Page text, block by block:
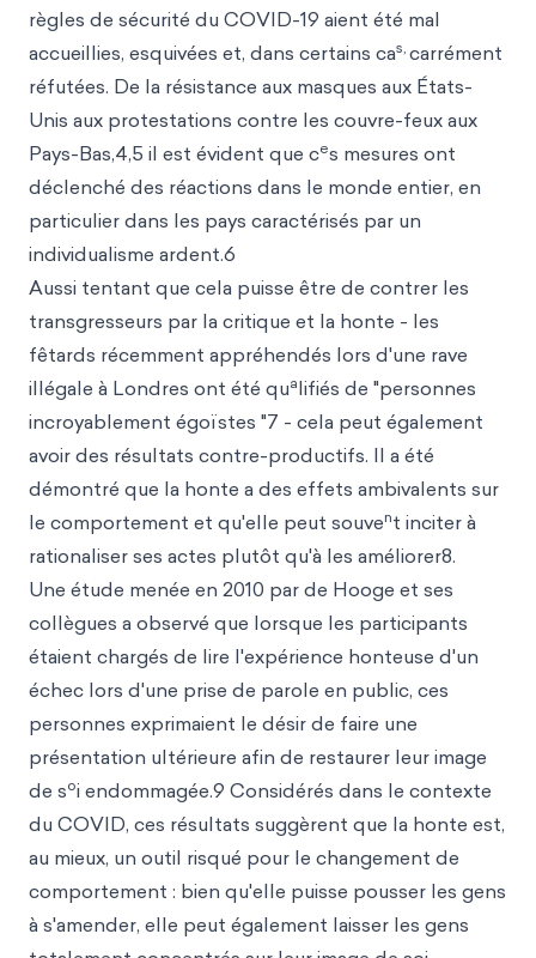
règles de sécurité du COVID-19 aient été mal
accueillies, esquivées et, dans certains cas,carrément
réfutées. De la résistance aux masques aux États-
Unis aux protestations contre les couvre-feux aux
Pays-Bas,4,5 il est évident que ces mesures ont
déclenché des réactions dans le monde entier, en
particulier dans les pays caractérisés par un
individualisme ardent.6
Aussi tentant que cela puisse être de contrer les
transgresseurs par la critique et la honte - les
fêtards récemment appréhendés lors d'une rave
illégale à Londres ont été qualifiés de "personnes
incroyablement égoïstes "7 - cela peut également
avoir des résultats contre-productifs. Il a été
démontré que la honte a des effets ambivalents sur
le comportement et qu'elle peut souvent inciter à
rationaliser ses actes plutôt qu'à les améliorer8.
Une étude menée en 2010 par de Hooge et ses
collègues a observé que lorsque les participants
étaient chargés de lire l'expérience honteuse d'un
échec lors d'une prise de parole en public, ces
personnes exprimaient le désir de faire une
présentation ultérieure afin de restaurer leur image
de soi endommagée.9 Considérés dans le contexte
du COVID, ces résultats suggèrent que la honte est,
au mieux, un outil risqué pour le changement de
comportement : bien qu'elle puisse pousser les gens
à s'amender, elle peut également laisser les gens